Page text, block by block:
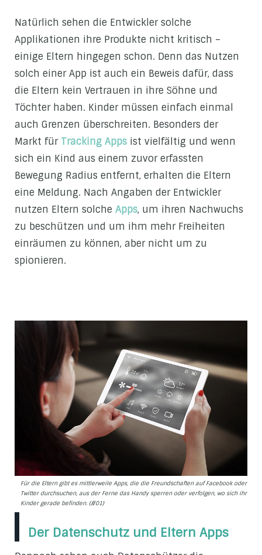
Natürlich sehen die Entwickler solche
Applikationen ihre Produkte nicht kritisch –
einige Eltern hingegen schon. Denn das Nutzen
solch einer App ist auch ein Beweis dafür, dass
die Eltern kein Vertrauen in ihre Söhne und
Töchter haben. Kinder müssen einfach einmal
auch Grenzen überschreiten. Besonders der
Markt für Tracking Apps ist vielfältig und wenn
sich ein Kind aus einem zuvor erfassten
Bewegung Radius entfernt, erhalten die Eltern
eine Meldung. Nach Angaben der Entwickler
nutzen Eltern solche Apps, um ihren Nachwuchs
zu beschützen und um ihm mehr Freiheiten
einräumen zu können, aber nicht um zu
spionieren.
Für die Eltern gibt es mittlerweile Apps, die die Freundschaften auf Facebook oder
Twitter durchsuchen, aus der Ferne das Handy sperren oder verfolgen, wo sich ihre
Kinder gerade befinden. (#01)
Der Datenschutz und Eltern Apps